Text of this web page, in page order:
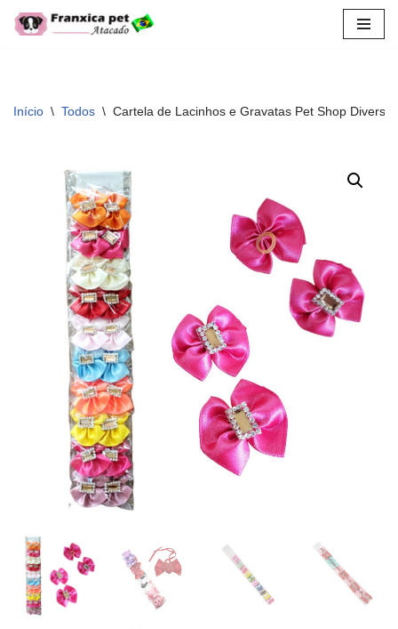
conteúdo
Início \ Todos \ Cartela de Lacinhos e Gravatas Pet Shop